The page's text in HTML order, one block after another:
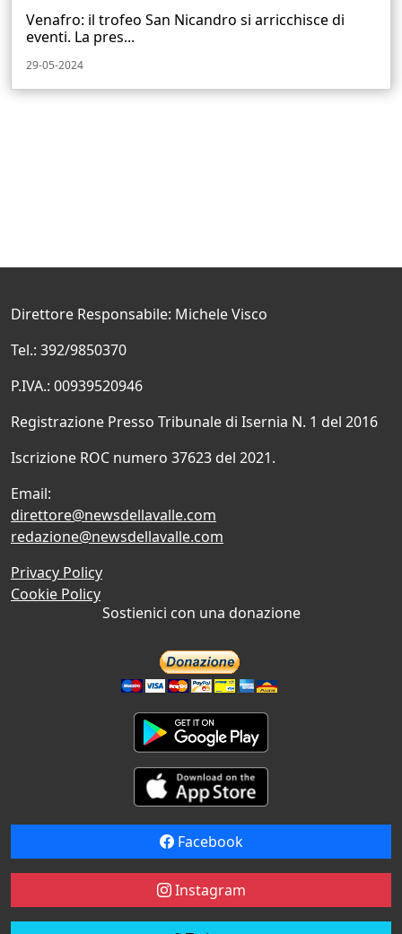
Venafro: il trofeo San Nicandro si arricchisce di
eventi. La pres...
29-05-2024
Direttore Responsabile: Michele Visco
Tel.: 392/9850370
P.IVA.: 00939520946
Registrazione Presso Tribunale di Isernia N. 1 del 2016
Iscrizione ROC numero 37623 del 2021.
Email:
direttore@newsdellavalle.com
redazione@newsdellavalle.com
Privacy Policy
Cookie Policy
Sostienici con una donazione
Facebook
Instagram